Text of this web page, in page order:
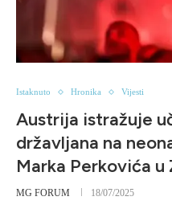
Istaknuto Hronika Vijesti
Austrija istražuje
državljana na
Marka Perkovića u
MG FORUM 18/07/2025